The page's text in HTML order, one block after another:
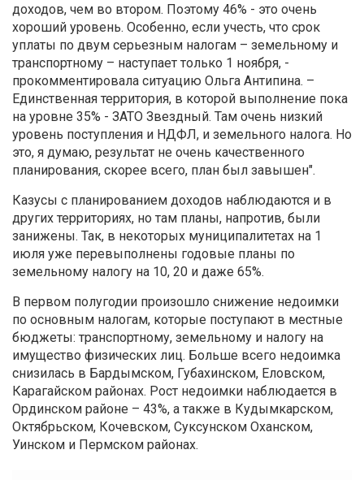
доходов, чем во втором. Поэтому 46% - это очень
хороший уровень. Особенно, если учесть, что срок
уплаты по двум серьезным налогам – земельному и
транспортному – наступает только 1 ноября, -
прокомментировала ситуацию Ольга Антипина. –
Единственная территория, в которой выполнение пока
на уровне 35% - ЗАТО Звездный. Там очень низкий
уровень поступления и НДФЛ, и земельного налога. Но
это, я думаю, результат не очень качественного
планирования, скорее всего, план был завышен".
Казусы с планированием доходов наблюдаются и в
других территориях, но там планы, напротив, были
занижены. Так, в некоторых муниципалитетах на 1
июля уже перевыполнены годовые планы по
земельному налогу на 10, 20 и даже 65%.
В первом полугодии произошло снижение недоимки
по основным налогам, которые поступают в местные
бюджеты: транспортному, земельному и налогу на
имущество физических лиц. Больше всего недоимка
снизилась в Бардымском, Губахинском, Еловском,
Карагайском районах. Рост недоимки наблюдается в
Ординском районе – 43%, а также в Кудымкарском,
Октябрьском, Кочевском, Суксунском Оханском,
Уинском и Пермском районах.